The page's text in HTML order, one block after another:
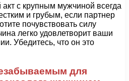
с крупным мужчиной всегда
и грубым, если партнер
почувствовать силу
легко удовлетворит ваши
Убедитесь, что он это
для